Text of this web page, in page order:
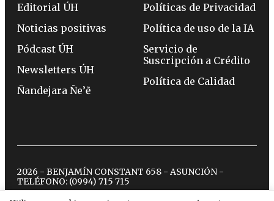
Editorial ÚH
Noticias positivas
Pódcast ÚH
Newsletters ÚH
Ñandejara Ñe’ẽ
Políticas de Privacidad
Política de uso de la IA
Servicio de
Suscripción a Crédito
Política de Calidad
2026 - BENJAMÍN CONSTANT 658 - ASUNCIÓN -
TELÉFONO: (0994) 715 715